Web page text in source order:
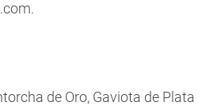
de Oro, Gaviota de Plata